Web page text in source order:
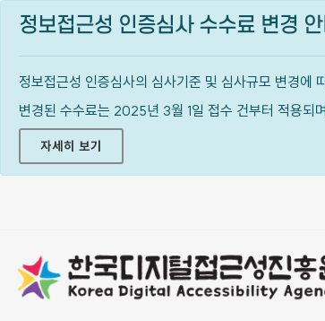
정보접근성 인증심사 수수료 변경 안
정보접근성 인증심사의 심사기준 및 심사규모 변경에
변경된 수수료는 2025년 3월 1일 접수 건부터 적용되
자세히 보기